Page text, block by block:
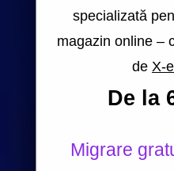
specializată
magazin online –
de X-
De la
Migrare